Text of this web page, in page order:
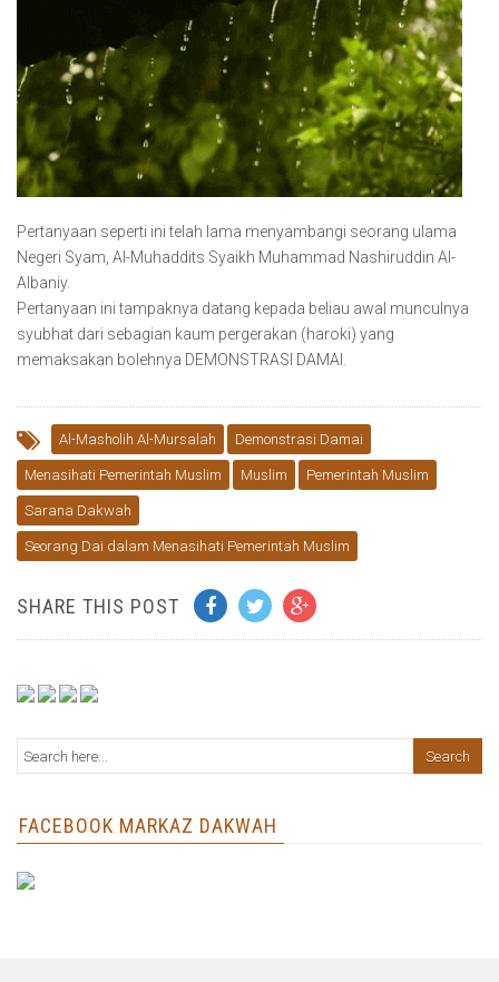
Pertanyaan seperti ini telah lama menyambangi seorang ulama
Negeri Syam, Al-Muhaddits Syaikh Muhammad Nashiruddin Al-
Albaniy.
Pertanyaan ini tampaknya datang kepada beliau awal munculnya
syubhat dari sebagian kaum pergerakan (haroki) yang
memaksakan bolehnya DEMONSTRASI DAMAI.
Al-Masholih Al-Mursalah Demonstrasi Damai
Menasihati Pemerintah Muslim Muslim Pemerintah Muslim
Sarana Dakwah
Seorang Dai dalam Menasihati Pemerintah Muslim
SHARE THIS POST
FACEBOOK MARKAZ DAKWAH